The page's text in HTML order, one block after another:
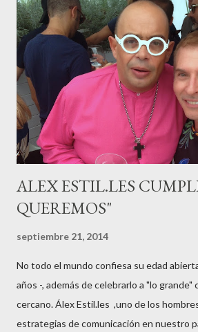
campeona, durante los primeros 3 meses
guardar reposo debido a un síndrome
“hiperemesisgravídica”.Pasados los meses
gestación Marta tiró adelante con el
mamá feliz. Otro de los modelos que ha
sido el madrileño, Emilio Flores , el top que
pasarelas ...
ALEX ESTIL.LES
QUEREMOS"
septiembre 21, 2014
No todo el mundo confiesa su edad
años -, además de celebrarlo a "lo grande"
cercano. Álex Estil.les ,uno de los
estrategias de comunicación en nuestro